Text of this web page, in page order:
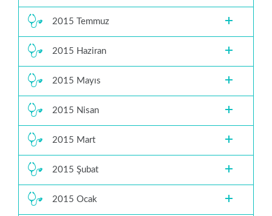
2015 Temmuz
2015 Haziran
2015 Mayıs
2015 Nisan
2015 Mart
2015 Şubat
2015 Ocak